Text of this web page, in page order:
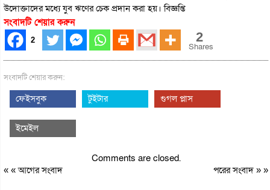
উদোক্তাদের মধ্যে যুব ঋণের চেক প্রদান করা হয়। বিজ্ঞপ্তি
সংবাদটি শেয়ার করুন
2 2
Shares
সংবাদটি শেয়ার করুন:
ফেইসবুক টুইটার গুগল প্লাস
ইমেইল
Comments are closed.
« «আগের সংবাদ পরের সংবাদ» »